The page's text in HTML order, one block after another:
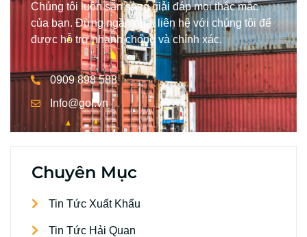
Chúng tôi luôn sẵn sàng giải đáp mọi thắc mắc
của bạn. Đừng ngần ngại liên hệ với chúng tôi để
được hỗ trợ nhanh chóng và chính xác.
0909 898 588
Info@gol.vn
Chuyên Mục
Tin Tức Xuất Khẩu
Tin Tức Hải Quan